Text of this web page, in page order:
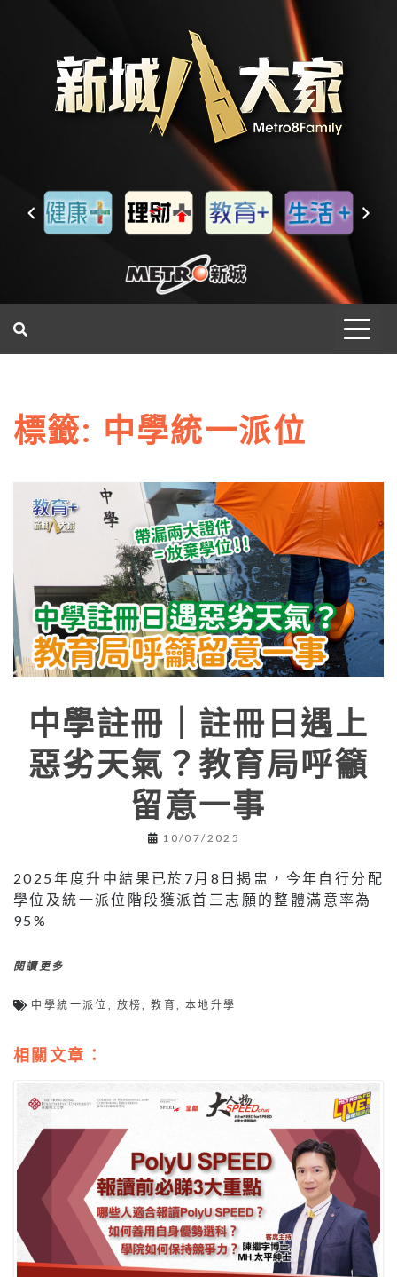
標籤: 中學統一派位
中學註冊｜註冊日遇上
惡劣天氣？教育局呼籲
留意一事
10/07/2025
2025年度升中結果已於7月8日揭盅，今年自行分配
學位及統一派位階段獲派首三志願的整體滿意率為
95%
閱讀更多
中學統一派位 , 放榜,教育, 本地升學
相關文章：